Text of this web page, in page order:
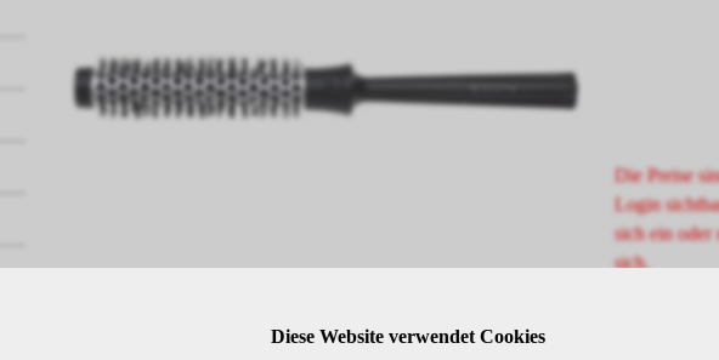
Die Preise
Login
sich ein oder
sich.
BESCHREIBUNGDiese Website verwendet Cookies